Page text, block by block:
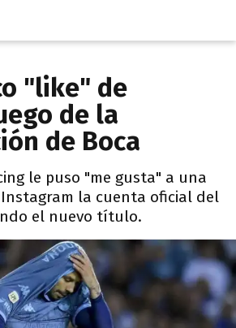
"like" de
de la
de Boca
le puso "me gusta" a una
la cuenta oficial del
el nuevo título.